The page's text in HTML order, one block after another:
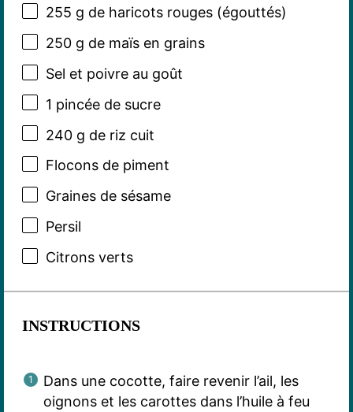
255 g de haricots rouges (égouttés)
250 g de maïs en grains
Sel et poivre au goût
1 pincée de sucre
240 g de riz cuit
Flocons de piment
Graines de sésame
Persil
Citrons verts
INSTRUCTIONS
Dans une cocotte, faire revenir l’ail, les
oignons et les carottes dans l’huile à feu